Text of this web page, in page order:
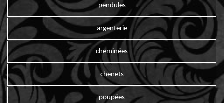
pendules
argenterie
cheminées
chenets
poupées